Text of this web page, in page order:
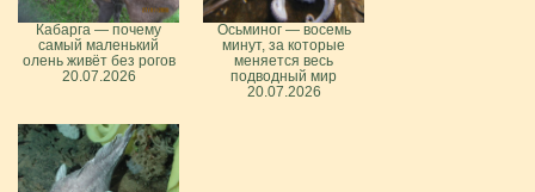
Кабарга — почему
самый маленький
олень живёт без рогов
20.07.2026
Осьминог — восемь
минут, за которые
меняется весь
подводный мир
20.07.2026